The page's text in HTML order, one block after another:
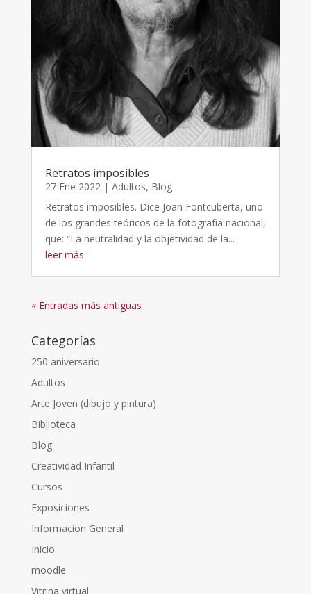
Retratos imposibles
27 Ene 2022 | Adultos, Blog
Retratos imposibles. Dice Joan Fontcuberta, uno
de los grandes teóricos de la fotografía nacional,
que: “La neutralidad y la objetividad de la...
leer más
« Entradas más antiguas
Categorías
250 aniversario
Adultos
Arte Joven (dibujo y pintura)
Biblioteca
Blog
Creatividad Infantil
Cursos
Exposiciones
Informacion General
Inicio
moodle
Vitrina virtual